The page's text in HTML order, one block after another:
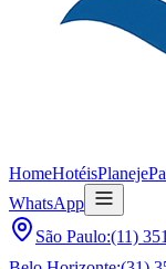
HomeHotéisPlaneje
WhatsApp
São Paulo:(11)